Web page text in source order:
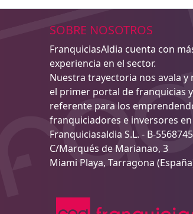
SOBRE NOSOTROS
FranquiciasAldia cuenta con
experiencia en el sector.
Nuestra trayectoria nos avala y
el primer portal de franquicias
referente para los
franquiciadores e inversores
Franquiciasaldia S.L. - B-
C/Marqués de Marianao, 3
Miami Playa, Tarragona